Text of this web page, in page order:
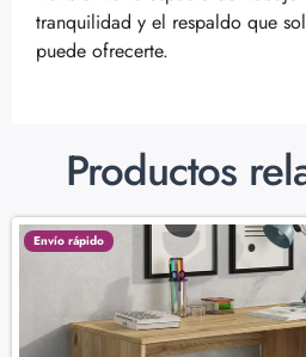
tranquilidad y el respaldo que
puede ofrecerte.
Productos
Envío rápido